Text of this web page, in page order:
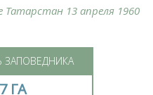
Татарстан 13 апреля 1960
ГА